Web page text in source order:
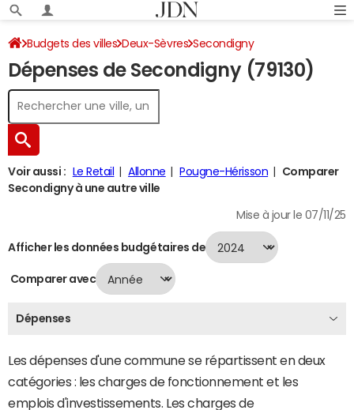
Budgets des villes Deux-Sèvres Secondigny
Dépenses 2024
Dépenses de Secondigny (79130)
Voir aussi : Le Retail Allonne Pougne-Hérisson
Comparer
Secondigny à une autre ville
Mise à jour le 07/11/25
Afficher les données budgétaires de
Comparer avec
Dépenses
Les dépenses d'une commune se répartissent en deux
catégories : les charges de fonctionnement et les
emplois d'investissements. Les charges de